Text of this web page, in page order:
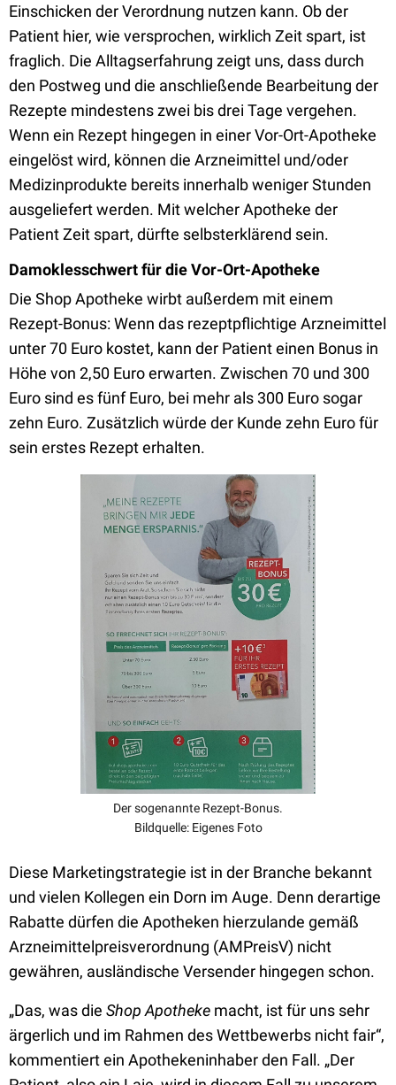
Einschicken der Verordnung nutzen kann. Ob der
Patient hier, wie versprochen, wirklich Zeit spart, ist
fraglich. Die Alltagserfahrung zeigt uns, dass durch
den Postweg und die anschließende Bearbeitung der
Rezepte mindestens zwei bis drei Tage vergehen.
Wenn ein Rezept hingegen in einer Vor-Ort-Apotheke
eingelöst wird, können die Arzneimittel und/oder
Medizinprodukte bereits innerhalb weniger Stunden
ausgeliefert werden. Mit welcher Apotheke der
Patient Zeit spart, dürfte selbsterklärend sein.
Damoklesschwert für die Vor-Ort-Apotheke
Die Shop Apotheke wirbt außerdem mit einem
Rezept-Bonus: Wenn das rezeptpflichtige Arzneimittel
unter 70 Euro kostet, kann der Patient einen Bonus in
Höhe von 2,50 Euro erwarten. Zwischen 70 und 300
Euro sind es fünf Euro, bei mehr als 300 Euro sogar
zehn Euro. Zusätzlich würde der Kunde zehn Euro für
sein erstes Rezept erhalten.
Der sogenannte Rezept-Bonus.
Bildquelle: Eigenes Foto
Diese Marketingstrategie ist in der Branche bekannt
und vielen Kollegen ein Dorn im Auge. Denn derartige
Rabatte dürfen die Apotheken hierzulande gemäß
Arzneimittelpreisverordnung (AMPreisV) nicht
gewähren, ausländische Versender hingegen schon.
„Das, was die Shop Apotheke macht, ist für uns sehr
ärgerlich und im Rahmen des Wettbewerbs nicht fair“,
kommentiert ein Apothekeninhaber den Fall. „Der